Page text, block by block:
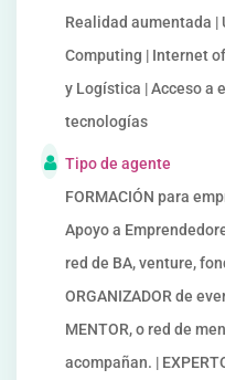
Realidad aumentada |
Computing | Internet
y Logística | Acceso a
tecnologías
Tipo de agente
FORMACIÓN para
Apoyo a
red de BA, venture,
ORGANIZADOR de
MENTOR, o red de
acompañan. |